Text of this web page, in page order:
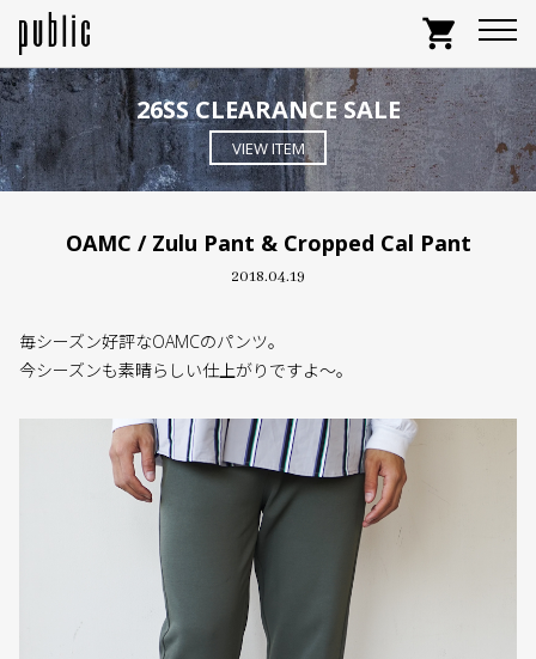
shopping_cart
26SS CLEARANCE SALE
VIEW ITEM
OAMC / Zulu Pant & Cropped Cal Pant
2018.04.19
毎シーズン好評なOAMCのパンツ。
今シーズンも素晴らしい仕上がりですよ〜。